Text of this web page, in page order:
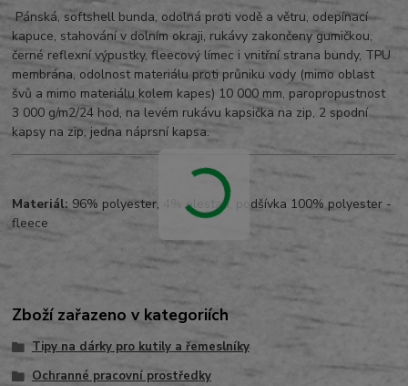
Pánská, softshell bunda, odolná proti vodě a větru, odepínací
kapuce, stahování v dolním okraji, rukávy zakončeny gumičkou,
černé reflexní výpustky, fleecový límec i vnitřní strana bundy, TPU
membrána, odolnost materiálu proti průniku vody (mimo oblast
švů a mimo materiálu kolem kapes) 10 000 mm, paropropustnost
3 000 g/m2/24 hod, na levém rukávu kapsička na zip, 2 spodní
kapsy na zip, jedna náprsní kapsa.
Materiál: 96% polyester, 4% elestan, podšívka 100% polyester -
fleece
Zboží zařazeno v kategoriích
Tipy na dárky pro kutily a řemeslníky
Ochranné pracovní prostředky